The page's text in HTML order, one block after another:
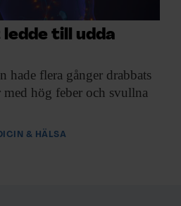
till udda
hade flera gånger drabbats
med hög feber och svullna
& HÄLSA